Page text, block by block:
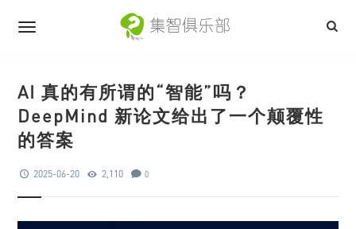
AI 真的有所谓的“智能”吗？
DeepMind 新论文给出了一个颠覆性
的答案
2025-06-20 2,110 0